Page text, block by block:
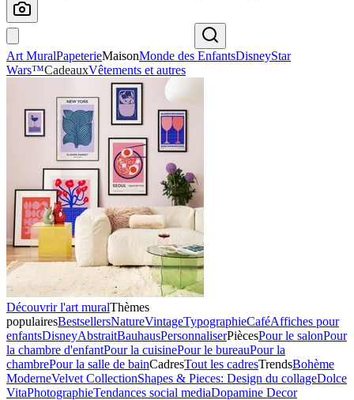
Art MuralPapeterieMaisonMonde des EnfantsDisneyStar
Wars™CadeauxVêtements et autres
Découvrir l'art muralThèmes
populairesBestsellersNatureVintageTypographieCaféAffiches pour
enfantsDisneyAbstraitBauhausPersonnaliserPiècesPour le salonPour
la chambre d'enfantPour la cuisinePour le bureauPour la
chambrePour la salle de bainCadresTout les cadresTrendsBohème
ModerneVelvet CollectionShapes & Pieces: Design du collageDolce
VitaPhotographieTendances social mediaDopamine Decor